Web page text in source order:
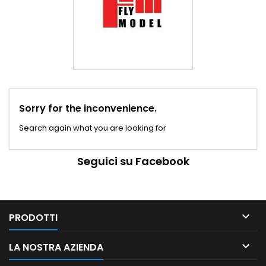
Sorry for the inconvenience.
Search again what you are looking for
Seguici su Facebook
PRODOTTI 
LA NOSTRA AZIENDA 